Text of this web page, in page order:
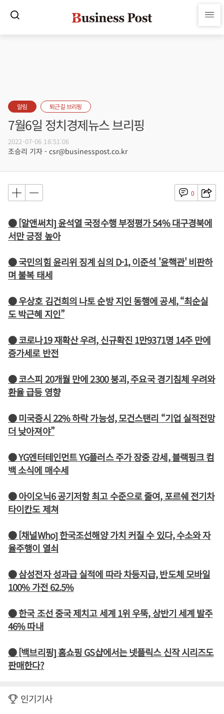
알림 퇴근길 브리핑
7월6일 정치경제뉴스 브리핑
2022-07-06 18:51:06
조승리 기자 - csr@businesspost.co.kr
0
● [알앤써치] 윤석열 국정수행 부정평가 54% 대구경북에
서만 긍정 높아
● 국민의힘 윤리위 징계 심의 D-1, 이준석 '윤핵관' 비판하
며 불복 태세
● 우상호 김건희의 나토 순방 지인 동행에 공세, “최순실
도 박근혜 지인”
● 코로나19 재확산 우려, 신규확진 1만9371명 14주 만에
증가세로 반전
● 코스피 20개월 만에 2300 붕괴, 주요국 경기침체 우려와
환율 급등 영향
● 미국증시 22% 하락 가능성, 모건스탠리 “기업 실적전망
더 낮아져야”
● YG엔터테인먼트 YG플러스 주가 장중 강세, 블랙핑크 컴
백 소식에 매수세
● 아이오닉6 공기저항 최고 수준으로 줄여, 포르쉐 전기차
타이칸도 제쳐
● [채널Who] 한국조선해양 가치 커질 수 있다, 수소와 자
율주행이 열쇠
● 삼성전자 성과급 실적에 따라 차등지급, 반도체 모바일
100% 가전 62.5%
● 한국 조선 중국 제치고 세계 1위 우뚝, 상반기 세계 발주
46% 따내
● [백브리핑] 홈쇼핑 GS샵에서는 넷플릭스 신작 시리즈도
판매한다?
인기기사